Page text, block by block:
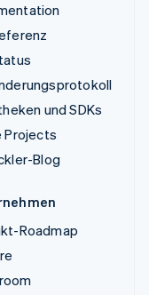
und SDKs
Projects
Blog
Roadmap